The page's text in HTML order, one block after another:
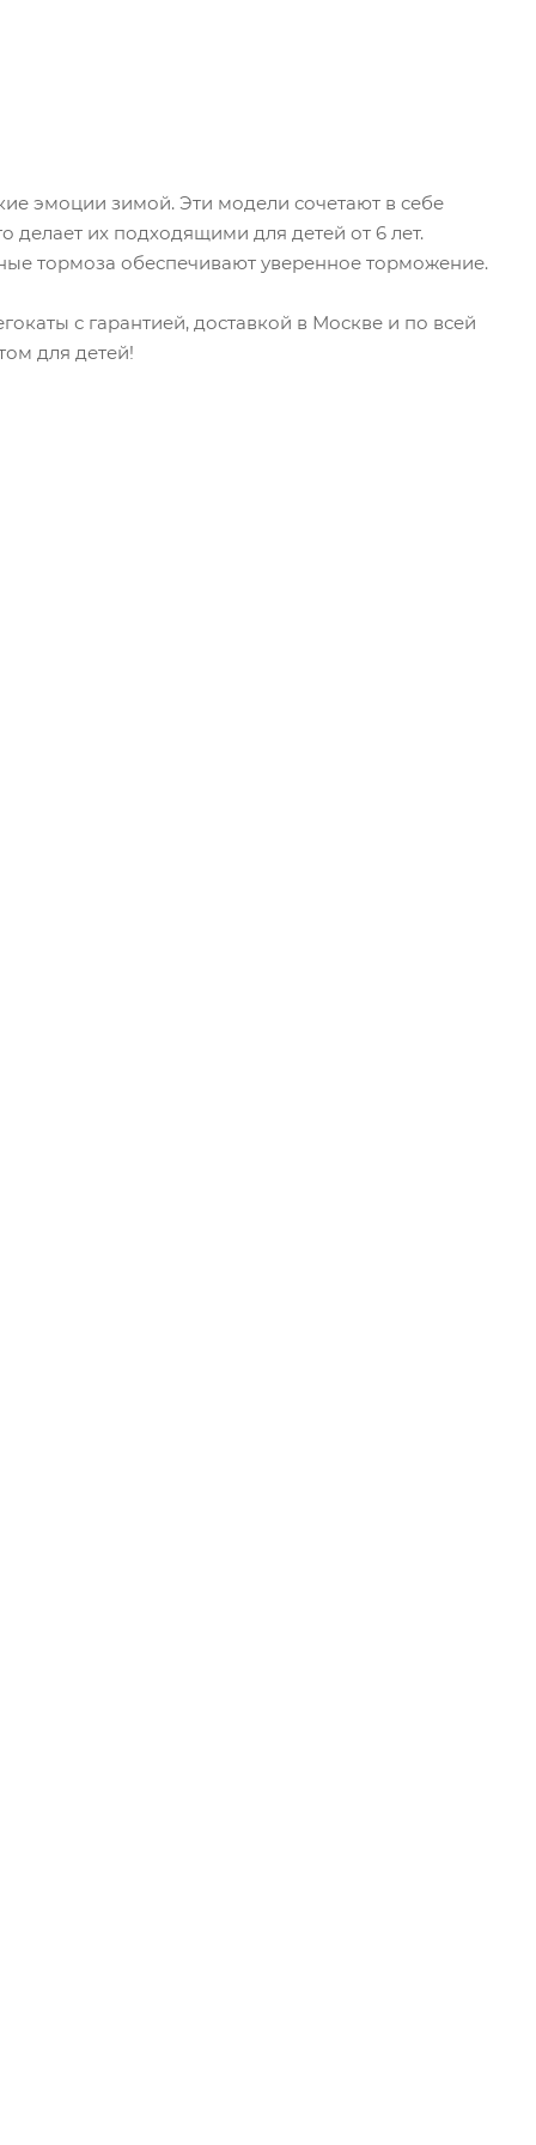
эмоции зимой. Эти модели сочетают в себе
делает их подходящими для детей от 6 лет.
тормоза обеспечивают уверенное торможение.
с гарантией, доставкой в Москве и по всей
для детей!